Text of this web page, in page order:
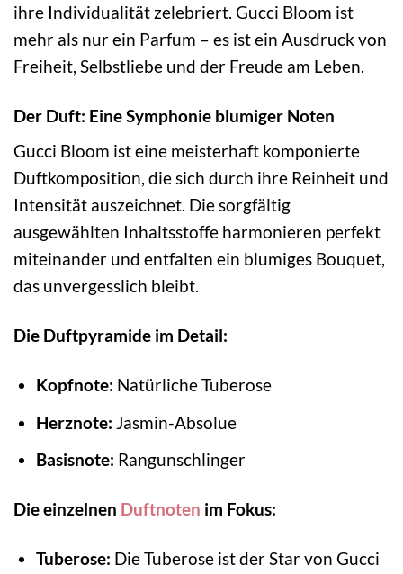
ihre Individualität zelebriert. Gucci Bloom ist
mehr als nur ein Parfum – es ist ein Ausdruck von
Freiheit, Selbstliebe und der Freude am Leben.
Der Duft: Eine Symphonie blumiger Noten
Gucci Bloom ist eine meisterhaft komponierte
Duftkomposition, die sich durch ihre Reinheit und
Intensität auszeichnet. Die sorgfältig
ausgewählten Inhaltsstoffe harmonieren perfekt
miteinander und entfalten ein blumiges Bouquet,
das unvergesslich bleibt.
Die Duftpyramide im Detail:
Kopfnote: Natürliche Tuberose
Herznote: Jasmin-Absolue
Basisnote: Rangunschlinger
Die einzelnen Duftnoten im Fokus:
Tuberose: Die Tuberose ist der Star von Gucci